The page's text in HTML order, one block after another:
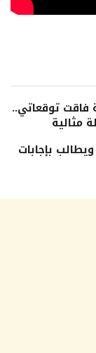
فاقت توقعاتي..
مثالية
بإجابات